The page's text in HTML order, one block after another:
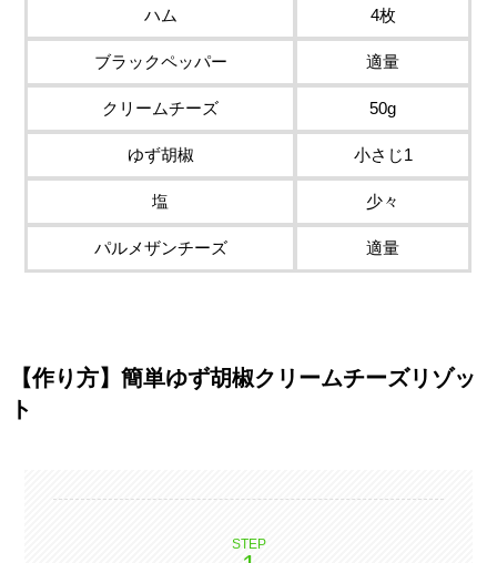
ハム 4枚
ブラックペッパー 適量
クリームチーズ 50g
ゆず胡椒 小さじ1
塩 少々
パルメザンチーズ 適量
【作り方】簡単ゆず胡椒クリームチーズリゾッ
ト
STEP